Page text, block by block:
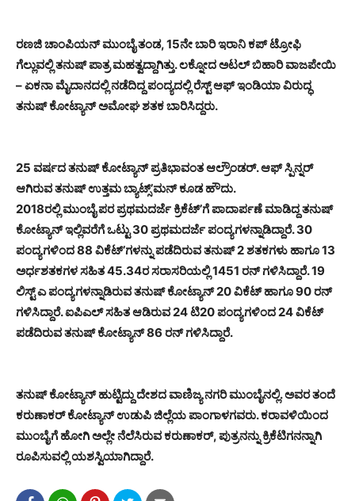
ರಣಜಿ ಚಾಂಪಿಯನ್ ಮುಂಬೈ ತಂಡ, 15ನೇ ಬಾರಿ ಇರಾನಿ ಕಪ್ ಟ್ರೋಫಿ
ಗೆಲ್ಲುವಲ್ಲಿ ತನುಷ್ ಪಾತ್ರ ಮಹತ್ವದ್ದಾಗಿತ್ತು. ಲಕ್ನೋದ ಅಟಲ್ ಬಿಹಾರಿ ವಾಜಪೇಯಿ
– ಏಕನಾ ಮೈದಾನದಲ್ಲಿ ನಡೆದಿದ್ದ ಪಂದ್ಯದಲ್ಲಿ ರೆಸ್ಟ್ ಆಫ್ ಇಂಡಿಯಾ ವಿರುದ್ಧ
ತನುಷ್ ಕೋಟ್ಯಾನ್ ಅಮೋಘ ಶತಕ ಬಾರಿಸಿದ್ದರು.
25 ವರ್ಷದ ತನುಷ್ ಕೋಟ್ಯಾನ್ ಪ್ರತಿಭಾವಂತ ಆಲ್ರೌಂಡರ್. ಆಫ್ ಸ್ಪಿನ್ನರ್
ಆಗಿರುವ ತನುಷ್ ಉತ್ತಮ ಬ್ಯಾಟ್ಸ್’ಮನ್ ಕೂಡ ಹೌದು.
2018ರಲ್ಲಿ ಮುಂಬೈ ಪರ ಪ್ರಥಮದರ್ಜೆ ಕ್ರಿಕೆಟ್’ಗೆ ಪಾದಾರ್ಪಣೆ ಮಾಡಿದ್ದ ತನುಷ್
ಕೋಟ್ಯಾನ್ ಇಲ್ಲಿವರೆಗೆ ಒಟ್ಟು 30 ಪ್ರಥಮದರ್ಜೆ ಪಂದ್ಯಗಳನ್ನಾಡಿದ್ದಾರೆ. 30
ಪಂದ್ಯಗಳಿಂದ 88 ವಿಕೆಟ್’ಗಳನ್ನು ಪಡೆದಿರುವ ತನುಷ್ 2 ಶತಕಗಳು ಹಾಗೂ 13
ಅರ್ಧಶತಕಗಳ ಸಹಿತ 45.34ರ ಸರಾಸರಿಯಲ್ಲಿ 1451 ರನ್ ಗಳಿಸಿದ್ದಾರೆ. 19
ಲಿಸ್ಟ್ ಎ ಪಂದ್ಯಗಳನ್ನಾಡಿರುವ ತನುಷ್ ಕೋಟ್ಯಾನ್ 20 ವಿಕೆಟ್ ಹಾಗೂ 90 ರನ್
ಗಳಿಸಿದ್ದಾರೆ. ಐಪಿಎಲ್ ಸಹಿತ ಆಡಿರುವ 24 ಟಿ20 ಪಂದ್ಯಗಳಿಂದ 24 ವಿಕೆಟ್
ಪಡೆದಿರುವ ತನುಷ್ ಕೋಟ್ಯಾನ್ 86 ರನ್ ಗಳಿಸಿದ್ದಾರೆ.
ತನುಷ್ ಕೋಟ್ಯಾನ್ ಹುಟ್ಟಿದ್ದು ದೇಶದ ವಾಣಿಜ್ಯ ನಗರಿ ಮುಂಬೈನಲ್ಲಿ. ಅವರ ತಂದೆ
ಕರುಣಾಕರ್ ಕೋಟ್ಯಾನ್ ಉಡುಪಿ ಜಿಲ್ಲೆಯ ಪಾಂಗಾಳಗವರು. ಕರಾವಳಿಯಿಂದ
ಮುಂಬೈಗೆ ಹೋಗಿ ಅಲ್ಲೇ ನೆಲೆಸಿರುವ ಕರುಣಾಕರ್, ಪುತ್ರನನ್ನು ಕ್ರಿಕೆಟಿಗನನ್ನಾಗಿ
ರೂಪಿಸುವಲ್ಲಿ ಯಶಸ್ವಿಯಾಗಿದ್ದಾರೆ.